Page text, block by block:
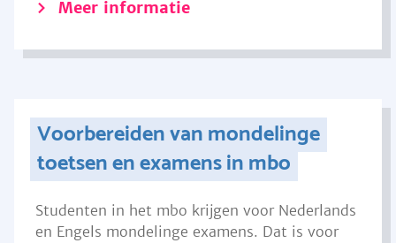
Meer informatie
Voorbereiden van mondelinge
toetsen en examens in mbo
Studenten in het mbo krijgen voor Nederlands
en Engels mondelinge examens. Dat is voor